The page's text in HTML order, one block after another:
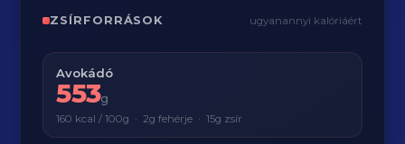
ZSÍRFORRÁSOK ugyanannyi kalóriáért
Avokádó
553g
160 kcal / 100g · 2g fehérje · 15g zsír